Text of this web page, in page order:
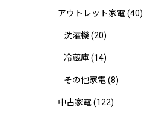
アウトレット家電(40)
洗濯機 (20)
冷蔵庫(14)
その他家電(8)
中古家電(122)